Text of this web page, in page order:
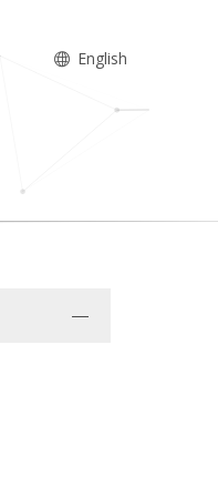
English